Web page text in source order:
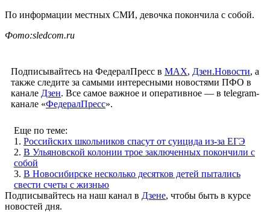
По информации местных СМИ, девочка покончила с собой.
Фото:sledcom.ru
Подписывайтесь на ФедералПресс в МАХ, Дзен.Новости, а
также следите за самыми интересными новостями ПФО в
канале Дзен. Все самое важное и оперативное — в telegram-
канале «ФедералПресс».
Еще по теме:
1. Российских школьников спасут от суицида из-за ЕГЭ
2. В Ульяновской колонии трое заключенных покончили с
собой
3. В Новосибирске несколько десятков детей пытались
свести счеты с жизнью
Подписывайтесь на наш канал в Дзене, чтобы быть в курсе
новостей дня.